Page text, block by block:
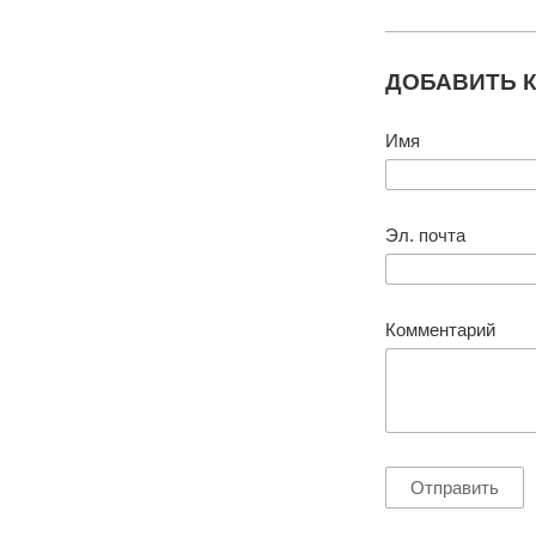
ДОБАВИТЬ
Имя
Эл. почта
Комментарий